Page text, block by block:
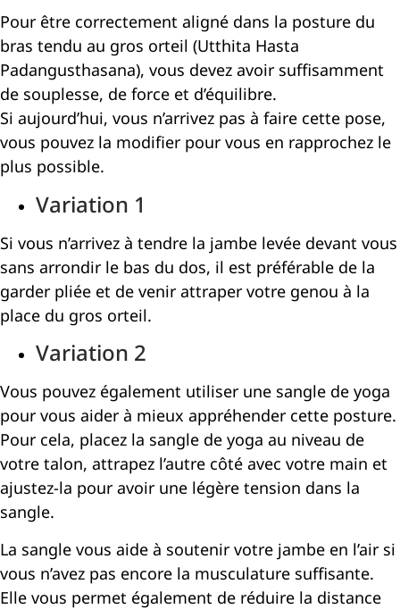
Pour être correctement aligné dans la posture du
bras tendu au gros orteil (Utthita Hasta
Padangusthasana), vous devez avoir suffisamment
de souplesse, de force et d’équilibre.
Si aujourd’hui, vous n’arrivez pas à faire cette pose,
vous pouvez la modifier pour vous en rapprochez le
plus possible.
Variation 1
Si vous n’arrivez à tendre la jambe levée devant vous
sans arrondir le bas du dos, il est préférable de la
garder pliée et de venir attraper votre genou à la
place du gros orteil.
Variation 2
Vous pouvez également utiliser une sangle de yoga
pour vous aider à mieux appréhender cette posture.
Pour cela, placez la sangle de yoga au niveau de
votre talon, attrapez l’autre côté avec votre main et
ajustez-la pour avoir une légère tension dans la
sangle.
La sangle vous aide à soutenir votre jambe en l’air si
vous n’avez pas encore la musculature suffisante.
Elle vous permet également de réduire la distance